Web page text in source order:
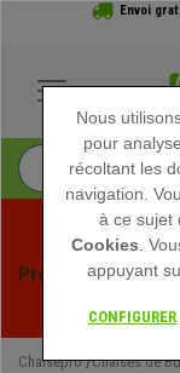
Envoi
Profitez des
exclusives
Chaisepro Chaises de
Nous
pour
récoltant les
navigation.
à ce sujet
Cookies .
appuyant
CONFIGURER